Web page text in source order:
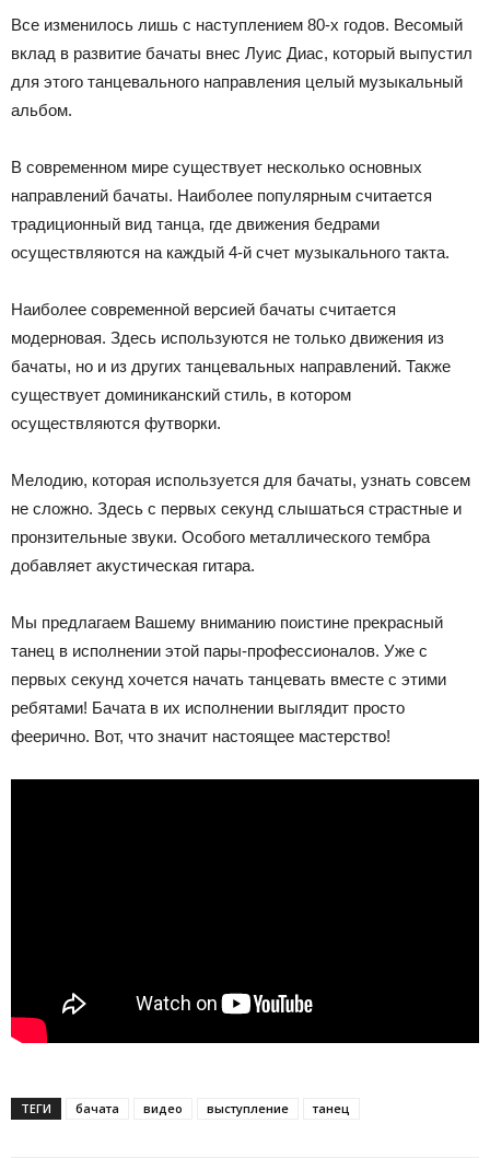
Все изменилось лишь с наступлением 80-х годов. Весомый
вклад в развитие бачаты внес Луис Диас, который выпустил
для этого танцевального направления целый музыкальный
альбом.
В современном мире существует несколько основных
направлений бачаты. Наиболее популярным считается
традиционный вид танца, где движения бедрами
осуществляются на каждый 4-й счет музыкального такта.
Наиболее современной версией бачаты считается
модерновая. Здесь используются не только движения из
бачаты, но и из других танцевальных направлений. Также
существует доминиканский стиль, в котором
осуществляются футворки.
Мелодию, которая используется для бачаты, узнать совсем
не сложно. Здесь с первых секунд слышаться страстные и
пронзительные звуки. Особого металлического тембра
добавляет акустическая гитара.
Мы предлагаем Вашему вниманию поистине прекрасный
танец в исполнении этой пары-профессионалов. Уже с
первых секунд хочется начать танцевать вместе с этими
ребятами! Бачата в их исполнении выглядит просто
феерично. Вот, что значит настоящее мастерство!
ТЕГИ бачата видео выступление танец